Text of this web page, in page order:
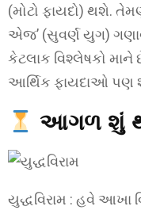
(મોટો ફાયદો) થશે.
એજ’ (સુવર્ણ યુગ)
કેટલાક વિશ્લેષકો માને
આર્થિક ફાયદાઓ પણ
આગળ શું
યુદ્ધવિરામ : હવે આખા